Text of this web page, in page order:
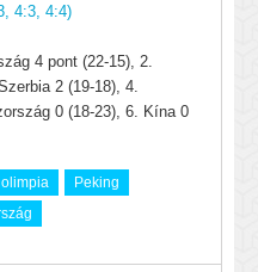
4:3, 4:4)
4 pont (22-15), 2.
2 (19-18), 4.
0 (18-23), 6. Kína 0
olimpia
Peking